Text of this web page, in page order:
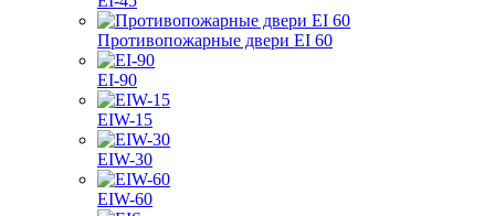
Противопожарные двери EI 60
EI-90
EIW-15
EIW-30
EIW-60